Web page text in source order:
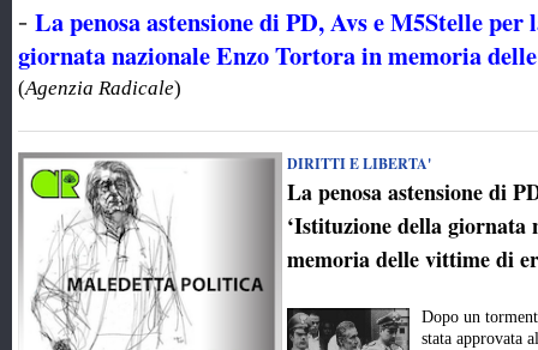
- La penosa astensione di PD, Avs e M5Stelle
giornata nazionale Enzo Tortora in memoria
(Agenzia Radicale)
DIRITTI E LIBERTA'
La penosa astensione di
‘Istituzione della
memoria delle vittime di
Dopo un
stata approvata